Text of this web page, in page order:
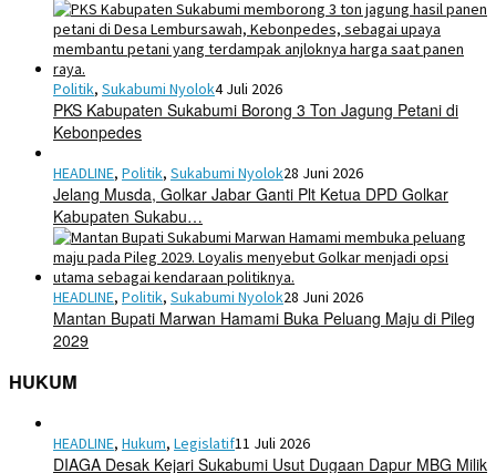
Politik, Sukabumi Nyolok4 Juli 2026
PKS Kabupaten Sukabumi Borong 3 Ton Jagung Petani di
Kebonpedes
HEADLINE, Politik, Sukabumi Nyolok28 Juni 2026
Jelang Musda, Golkar Jabar Ganti Plt Ketua DPD Golkar
Kabupaten Sukabu…
HEADLINE, Politik, Sukabumi Nyolok28 Juni 2026
Mantan Bupati Marwan Hamami Buka Peluang Maju di Pileg
2029
HUKUM
HEADLINE, Hukum, Legislatif11 Juli 2026
DIAGA Desak Kejari Sukabumi Usut Dugaan Dapur MBG Milik